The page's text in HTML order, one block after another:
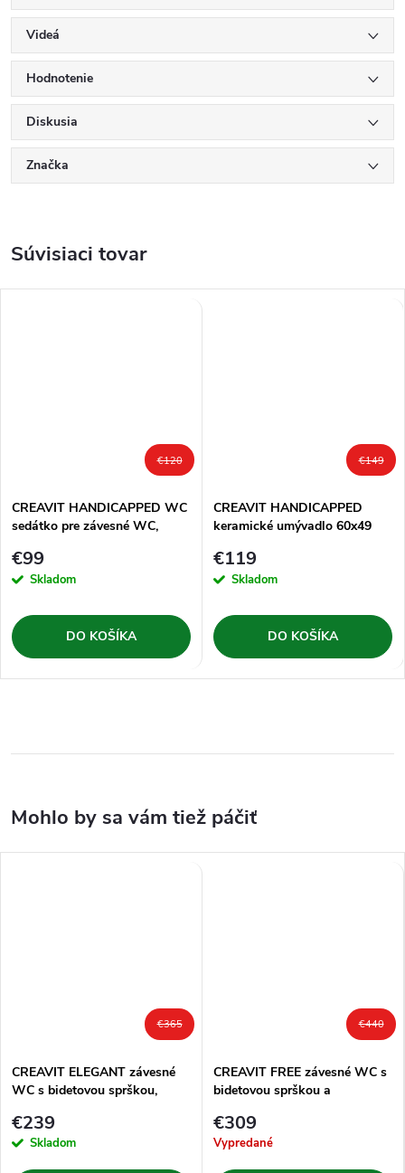
Videá
Hodnotenie
Diskusia
Značka
Súvisiaci tovar
€120
CREAVIT HANDICAPPED WC
sedátko pre závesné WC,
€99
Skladom
DO KOŠÍKA
€149
CREAVIT HANDICAPPED
keramické umývadlo 60x49
€119
Skladom
DO KOŠÍKA
€365
CREAVIT ELEGANT závesné
WC s bidetovou sprškou,
€239
Skladom
€440
CREAVIT FREE závesné WC s
bidetovou sprškou a
studenú vodu, rimless, biela
€309
Vypredané